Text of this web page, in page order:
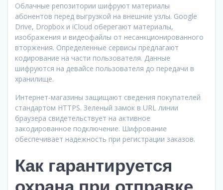
Облачные репозитории шифруют материалы
абонентов перед выгрузкой на внешние узлы. Google
Drive, Dropbox и iCloud оберегают материалы,
изображения и видеофайлы от несанкционированного
вторжения. Определенные сервисы предлагают
кодирование на части пользователя. Данные
шифруются на девайсе пользователя до передачи в
хранилище.
Интернет-магазины защищают сведения покупателей
стандартом HTTPS. Зеленый замок в URL линии
браузера свидетельствует на активное
закодированное подключение. Шифрование
обеспечивает надежность при регистрации заказов.
Как гарантируется